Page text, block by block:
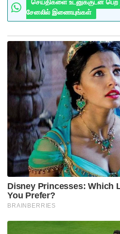
செய்திகளை உடனுக்குடன் பெற
சேனலில் இணையுங்கள்